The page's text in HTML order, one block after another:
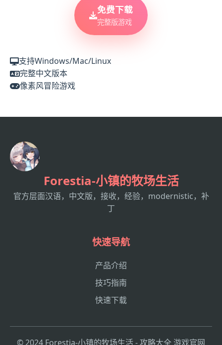
免费下载
完整版游戏
支持Windows/Mac/Linux
完整中文版本
像素风冒险游戏
Forestia-小镇的牧场生活
官方层面汉语，中文版，接收，经验，modernistic，补
丁
快速导航
产品介绍
技巧指南
快速下载
© 2024 Forestia-小镇的牧场生活 - 攻略大全 游戏官网